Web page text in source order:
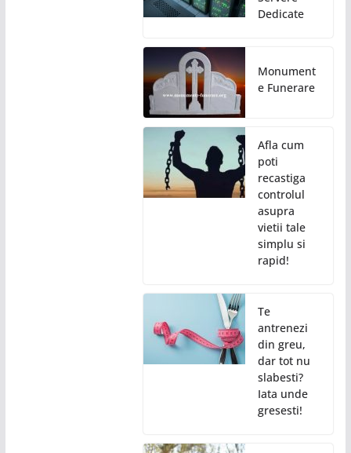
Dedicate
Monument
e Funerare
Afla cum
poti
recastiga
controlul
asupra
vietii tale
simplu si
rapid!
Te
antrenezi
din greu,
dar tot nu
slabesti?
Iata unde
gresesti!